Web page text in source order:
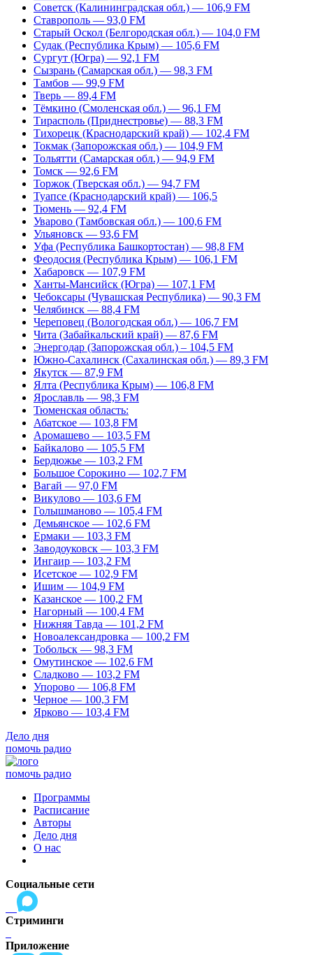
Советск (Калининградская обл.) — 106,9 FM
Ставрополь — 93,0 FM
Старый Оскол (Белгородская обл.) — 104,0 FM
Судак (Республика Крым) — 105,6 FM
Сургут (Югра) — 92,1 FM
Сызрань (Самарская обл.) — 98,3 FM
Тамбов — 99,9 FM
Тверь — 89,4 FM
Тёмкино (Смоленская обл.) — 96,1 FM
Тирасполь (Приднестровье) — 88,3 FM
Тихорецк (Краснодарский край) — 102,4 FM
Токмак (Запорожская обл.) — 104,9 FM
Тольятти (Самарская обл.) — 94,9 FM
Томск — 92,6 FM
Торжок (Тверская обл.) — 94,7 FM
Туапсе (Краснодарский край) — 106,5
Тюмень — 92,4 FM
Уварово (Тамбовская обл.) — 100,6 FM
Ульяновск — 93,6 FM
Уфа (Республика Башкортостан) — 98,8 FM
Феодосия (Республика Крым) — 106,1 FM
Хабаровск — 107,9 FM
Ханты-Мансийск (Югра) — 107,1 FM
Чебоксары (Чувашская Республика) — 90,3 FM
Челябинск — 88,4 FM
Череповец (Вологодская обл.) — 106,7 FM
Чита (Забайкальский край) — 87,6 FM
Энергодар (Запорожская обл.) – 104,5 FM
Южно-Сахалинск (Сахалинская обл.) — 89,3 FM
Якутск — 87,9 FM
Ялта (Республика Крым) — 106,8 FM
Ярославль — 98,3 FM
Тюменская область:
Абатское — 103,8 FM
Аромашево — 103,5 FM
Байкалово — 105,5 FM
Бердюжье — 103,2 FM
Большое Сорокино — 102,7 FM
Вагай — 97,0 FM
Викулово — 103,6 FM
Голышманово — 105,4 FM
Демьянское — 102,6 FM
Ермаки — 103,3 FM
Заводоуковск — 103,3 FM
Ингаир — 103,2 FM
Исетское — 102,9 FM
Ишим — 104,9 FM
Казанское — 100,2 FM
Нагорный — 100,4 FM
Нижняя Тавда — 101,2 FM
Новоалександровка — 100,2 FM
Тобольск — 98,3 FM
Омутинское — 102,6 FM
Сладково — 103,2 FM
Упорово — 106,8 FM
Черное — 100,3 FM
Ярково — 103,4 FM
Дело дня
помочь радио
помочь радио
Программы
Расписание
Авторы
Дело дня
О нас
Социальные сети
Стриминги
Приложение